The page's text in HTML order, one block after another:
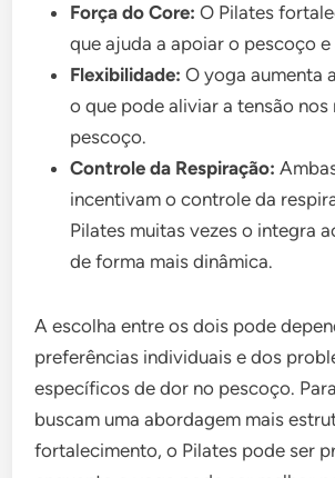
Força do Core: O Pilates
que ajuda a apoiar o pescoço e
Flexibilidade: O yoga aumenta
o que pode aliviar a tensão nos
pescoço.
Controle da Respiração:
incentivam o controle da
Pilates muitas vezes o integra
de forma mais dinâmica.
A escolha entre os dois pode
preferências individuais e dos
específicos de dor no pescoço.
buscam uma abordagem mais
fortalecimento, o Pilates pode ser